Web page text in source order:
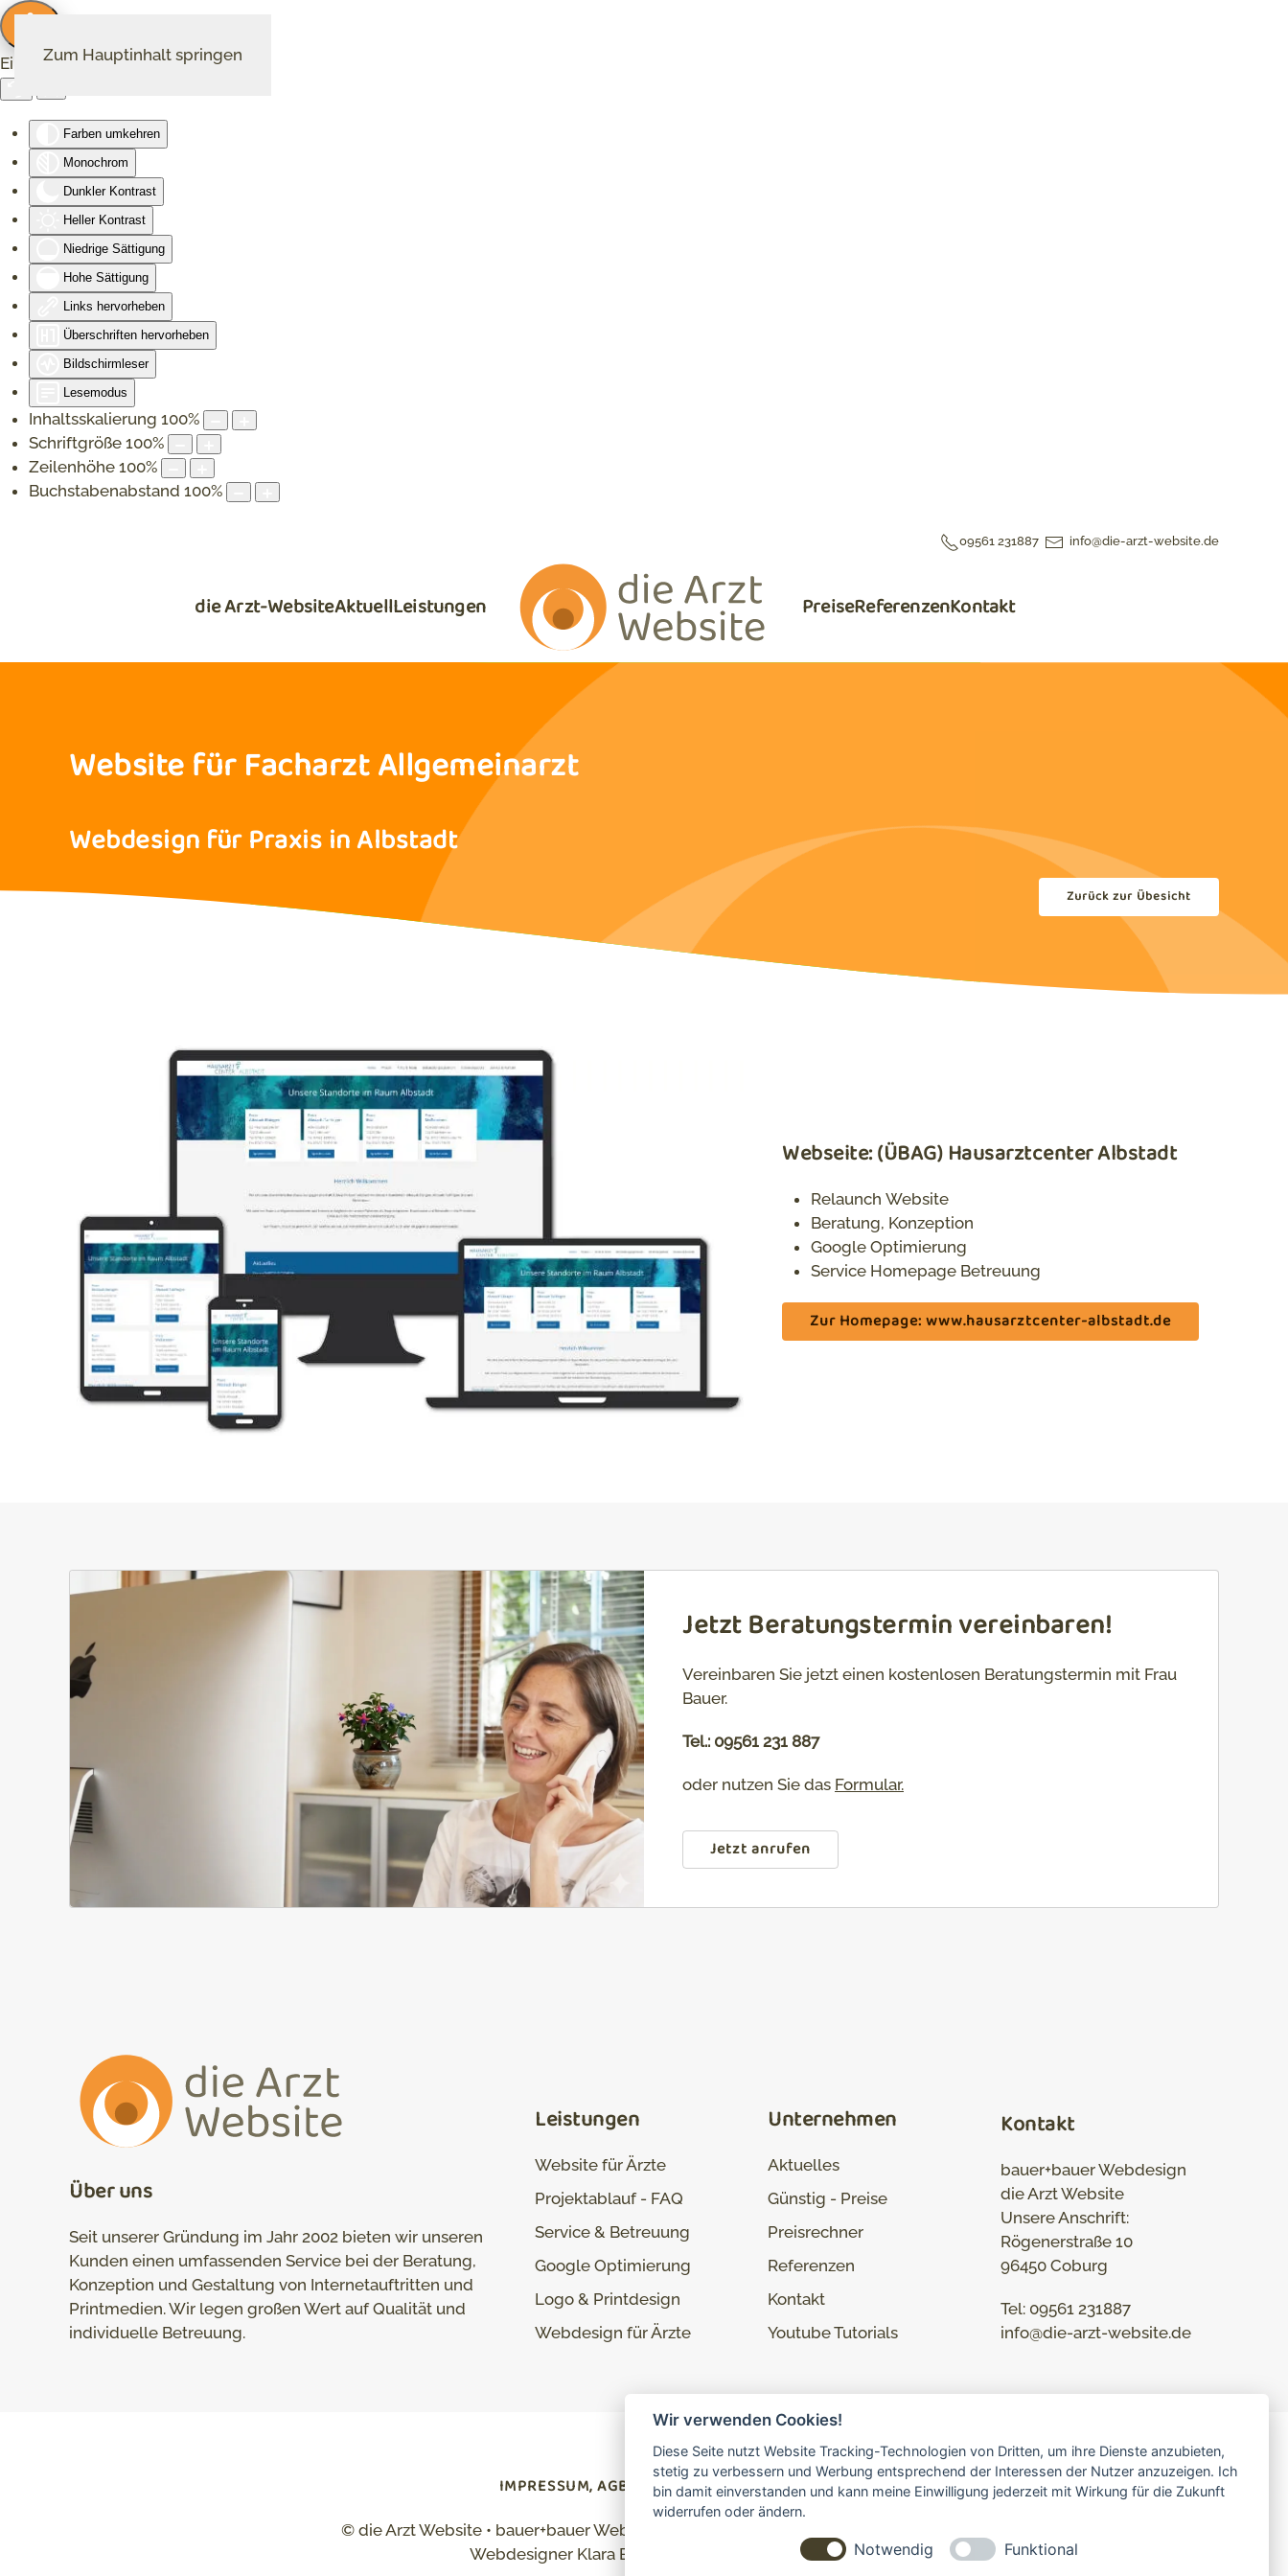
Eingabehilfen öffnen
Farben umkehren
Monochrom
Dunkler Kontrast
Heller Kontrast
Niedrige Sättigung
Hohe Sättigung
Links hervorheben
Überschriften hervorheben
Bildschirmleser
Lesemodus
Inhaltsskalierung 100%
Schriftgröße 100%
Zeilenhöhe 100%
Buchstabenabstand 100%
Zum Hauptinhalt springen
09561 231887 info@die-arzt-website.de
die Arzt-WebsiteAktuellLeistungen PreiseReferenzenKontakt
Website für Facharzt Allgemeinarzt
Webdesign für Praxis in Albstadt
Zurück zur Übesicht
Webseite: (ÜBAG) Hausarztcenter Albstadt
Relaunch Website
Beratung, Konzeption
Google Optimierung
Service Homepage Betreuung
Zur Homepage: www.hausarztcenter-albstadt.de
Jetzt Beratungstermin vereinbaren!
Vereinbaren Sie jetzt einen kostenlosen Beratungstermin mit Frau
Bauer.
Tel.: 09561 231 887
oder nutzen Sie das Formular.
Jetzt anrufen
Über uns
Seit unserer Gründung im Jahr 2002 bieten wir unseren
Kunden einen umfassenden Service bei der Beratung,
Konzeption und Gestaltung von Internetauftritten und
Printmedien. Wir legen großen Wert auf Qualität und
individuelle Betreuung.
Leistungen
Website für Ärzte
Projektablauf - FAQ
Service & Betreuung
Google Optimierung
Logo & Printdesign
Webdesign für Ärzte
Unternehmen
Aktuelles
Günstig - Preise
Preisrechner
Referenzen
Kontakt
Youtube Tutorials
Kontakt
bauer+bauer Webdesign
die Arzt Website
Unsere Anschrift:
Rögenerstraße 10
96450 Coburg
Tel: 09561 231887
info@die-arzt-website.de
IMPRESSUM, AGBS DATENSCHUTZ
© die Arzt Website • bauer+bauer Webdesign • Rögenerstraße 10 • 96450 Coburg
Webdesigner Klara Bauer und Hermann Bauer
Wir verwenden Cookies!
Diese Seite nutzt Website Tracking-Technologien von Dritten, um ihre Dienste anzubieten,
stetig zu verbessern und Werbung entsprechend der Interessen der Nutzer anzuzeigen. Ich
bin damit einverstanden und kann meine Einwilligung jederzeit mit Wirkung für die Zukunft
widerrufen oder ändern.
Notwendig Funktional